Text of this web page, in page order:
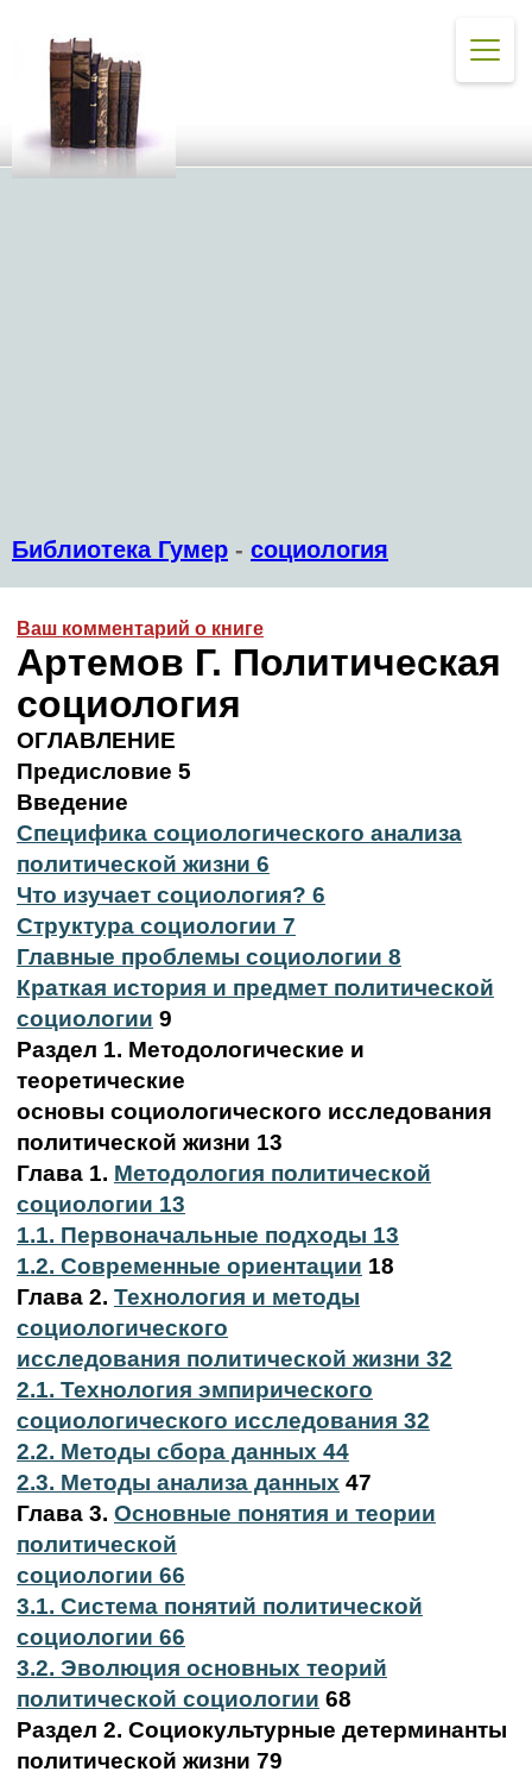
Библиотека Гумер - социология
Ваш комментарий о книге
Артемов Г. Политическая
социология
ОГЛАВЛЕНИЕ
Предисловие 5
Введение
Специфика социологического анализа
политической жизни 6
Что изучает социология? 6
Структура социологии 7
Главные проблемы социологии 8
Краткая история и предмет политической
социологии 9
Раздел 1. Методологические и
теоретические
основы социологического исследования
политической жизни 13
Глава 1. Методология политической
социологии 13
1.1. Первоначальные подходы 13
1.2. Современные ориентации 18
Глава 2. Технология и методы
социологического
исследования политической жизни 32
2.1. Технология эмпирического
социологического исследования 32
2.2. Методы сбора данных 44
2.3. Методы анализа данных 47
Глава 3. Основные понятия и теории
политической
социологии 66
3.1. Система понятий политической
социологии 66
3.2. Эволюция основных теорий
политической социологии 68
Раздел 2. Социокультурные детерминанты
политической жизни 79